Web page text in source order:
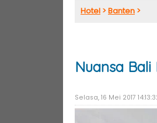
Hotel >Banten >
Nuansa
Selasa, 16 Mei 2017